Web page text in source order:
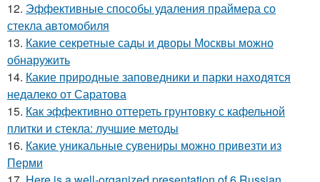
12. Эффективные способы удаления праймера со
стекла автомобиля
13. Какие секретные сады и дворы Москвы можно
обнаружить
14. Какие природные заповедники и парки находятся
недалеко от Саратова
15. Как эффективно оттереть грунтовку с кафельной
плитки и стекла: лучшие методы
16. Какие уникальные сувениры можно привезти из
Перми